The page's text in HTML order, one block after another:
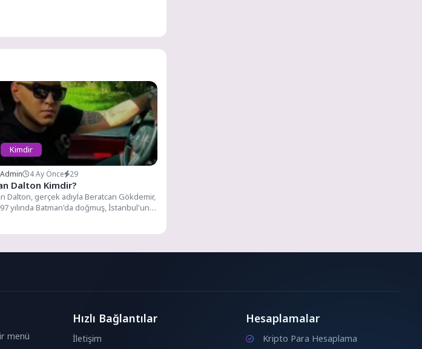
Kimdir
Admin 4 Ay Önce 29
Dalton Kimdir?
Dalton, gerçek adıyla Beratcan Gökdemir,
yılında Batman'da doğmuş, İstanbul'un
menü
Hızlı Bağlantılar
İletişim
Hesaplamalar
Kripto Para Hesaplama